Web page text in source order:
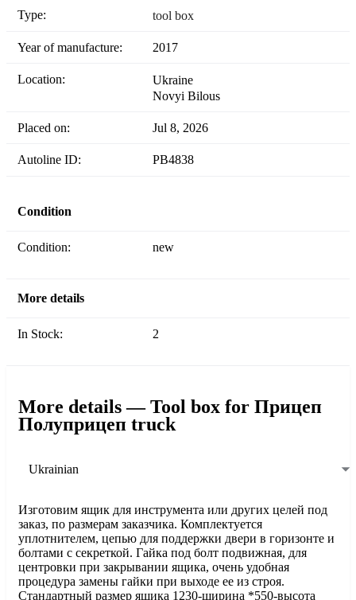
Type: tool box
Year of manufacture: 2017
Location:
Ukraine
Novyi Bilous
Placed on: Jul 8, 2026
Autoline ID: PB4838
Condition
Condition: new
More details
In Stock: 2
More details — Tool box for Прицеп
Полуприцеп truck
Ukrainian
Изготовим ящик для инструмента или других целей под
заказ, по размерам заказчика. Комплектуется
уплотнителем, цепью для поддержки двери в горизонте и
болтами с секреткой. Гайка под болт подвижная, для
центровки при закрывании ящика, очень удобная
процедура замены гайки при выходе ее из строя.
Стандартный размер ящика 1230-ширина *550-высота